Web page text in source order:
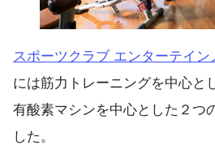
スポーツクラブ エンターテイン
には筋力トレーニングを中心と
有酸素マシンを中心とした２つ
した。